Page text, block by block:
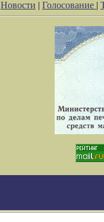
Новости | Голосование |